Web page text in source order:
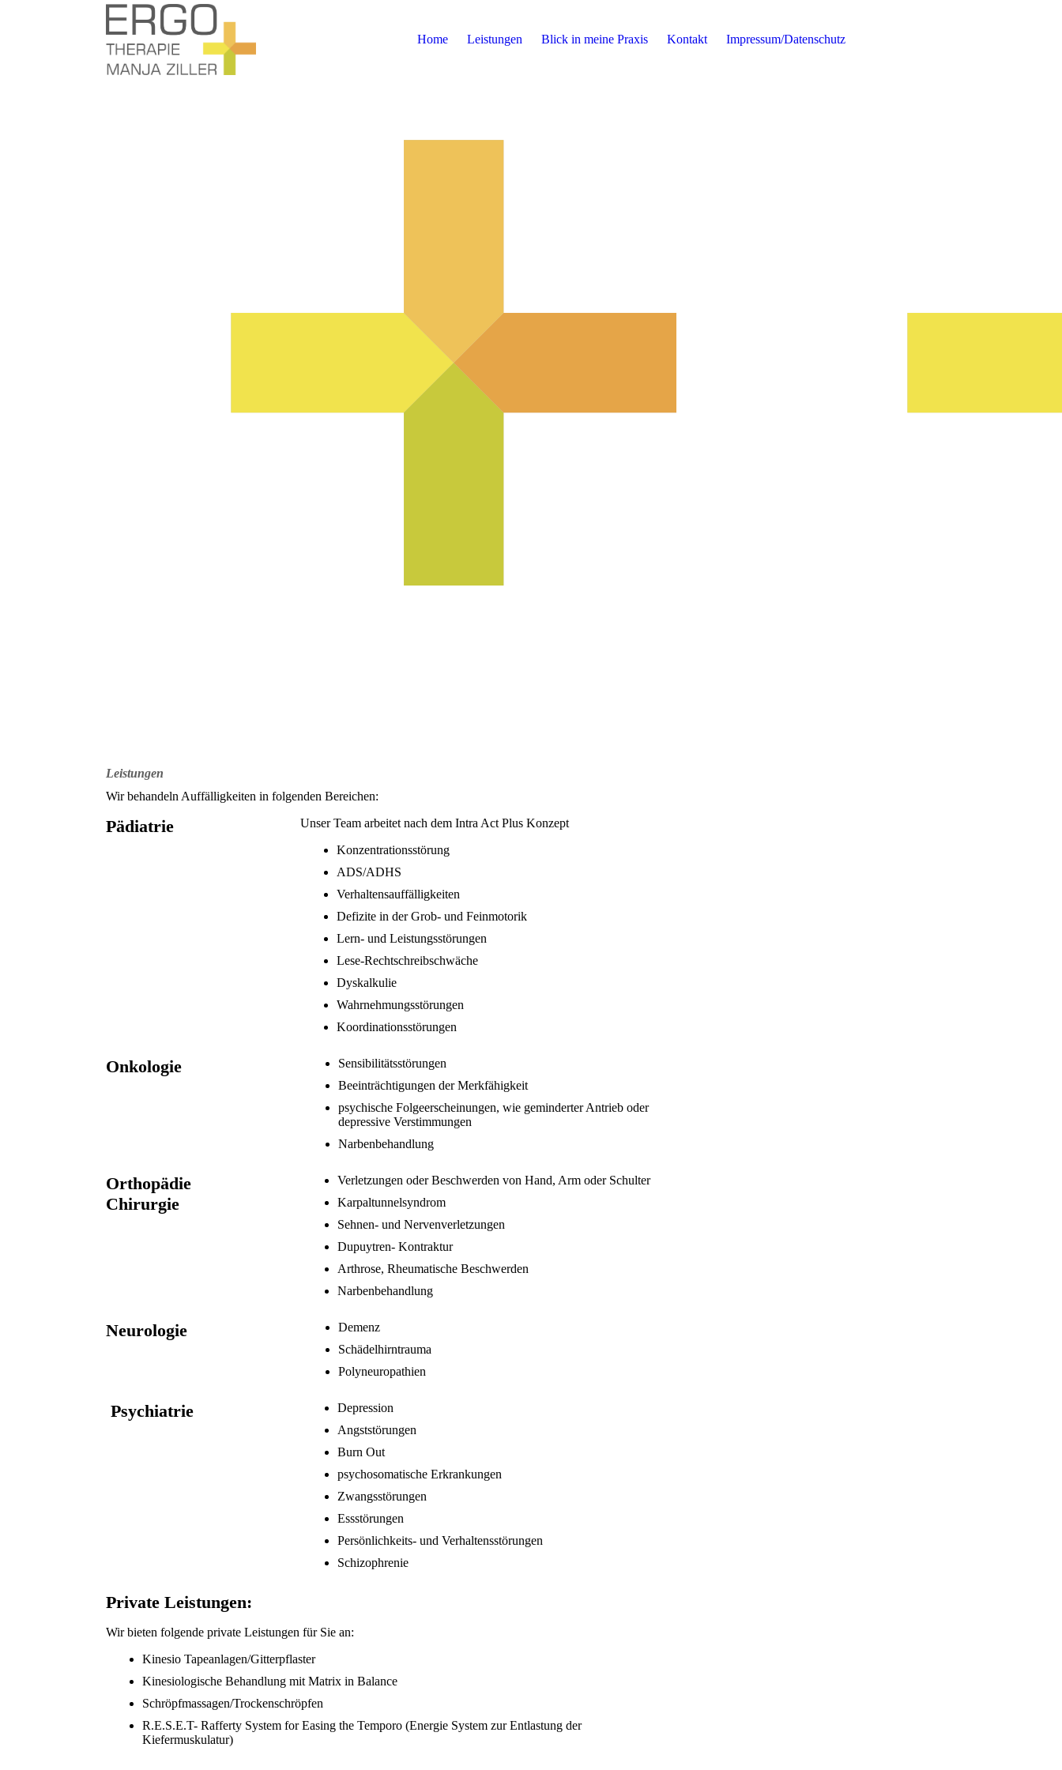
Home Leistungen Blick in meine Praxis Kontakt Impressum/Datenschutz
Leistungen
Wir behandeln Auffälligkeiten in folgenden Bereichen:
Pädiatrie
Unser Team arbeitet nach dem Intra Act Plus Konzept
Konzentrationsstörung
ADS/ADHS
Verhaltensauffälligkeiten
Defizite in der Grob- und Feinmotorik
Lern- und Leistungsstörungen
Lese-Rechtschreibschwäche
Dyskalkulie
Wahrnehmungsstörungen
Koordinationsstörungen
Onkologie
Sensibilitätsstörungen
Beeinträchtigungen der Merkfähigkeit
psychische Folgeerscheinungen, wie geminderter Antrieb oder
depressive Verstimmungen
Narbenbehandlung
Orthopädie
Chirurgie
Verletzungen oder Beschwerden von Hand, Arm oder Schulter
Karpaltunnelsyndrom
Sehnen- und Nervenverletzungen
Dupuytren- Kontraktur
Arthrose, Rheumatische Beschwerden
Narbenbehandlung
Neurologie
Demenz
Schädelhirntrauma
Polyneuropathien
Psychiatrie
Depression
Angststörungen
Burn Out
psychosomatische Erkrankungen
Zwangsstörungen
Essstörungen
Persönlichkeits- und Verhaltensstörungen
Schizophrenie
Private Leistungen:
Wir bieten folgende private Leistungen für Sie an:
Kinesio Tapeanlagen/Gitterpflaster
Kinesiologische Behandlung mit Matrix in Balance
Schröpfmassagen/Trockenschröpfen
R.E.S.E.T- Rafferty System for Easing the Temporo (Energie System zur Entlastung der
Kiefermuskulatur)